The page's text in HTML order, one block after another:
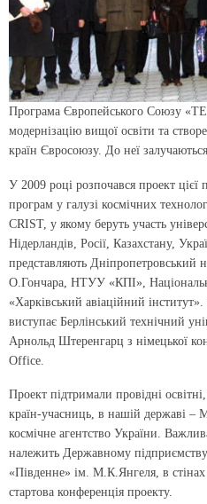
Програма Європейського Союзу
модернізацію вищої освіти та
країн Євросоюзу. До неї
У 2009 році розпочався проект
програм у галузі космічних
CRIST, у якому беруть участь
Нідерландів, Росії, Казахстану,
представляють Дніпропетровський
О.Гончара, НТУУ «КПІ»,
«Харківський авіаційний
виступає Берлінський технічний
Арнольд Штеренгарц з німецької
Office.
Проект підтримали провідні освітні,
країн-учасниць, в нашій державі –
космічне агентство України.
належить Державному
«Південне» ім. М.К.Янгеля, в
стартова конференція проекту.